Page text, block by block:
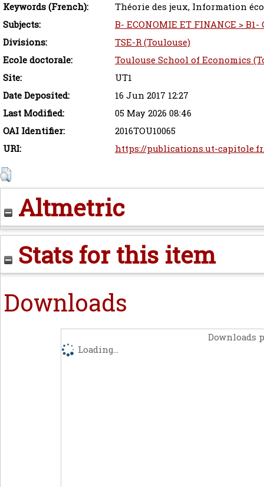
Keywords (French):
Théorie des jeux, Information
Subjects:
B- ECONOMIE ET FINANCE >
Divisions:
TSE-R (Toulouse)
Ecole doctorale:
Toulouse School of Economics
Site:
UT1
Date Deposited:
16 Jun 2017 12:27
Last Modified:
05 May 2026 08:46
OAI Identifier:
2016TOU10065
URI:
https://publications.ut-
Altmetric
Stats for this item
Downloads
Downloads
Loading...